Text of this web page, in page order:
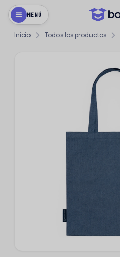
MENÚ
Inicio Todos los productos